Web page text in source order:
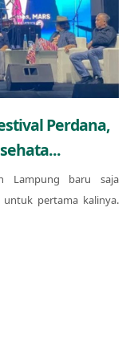
Perdana,
Lampung baru saja
pertama kalinya.